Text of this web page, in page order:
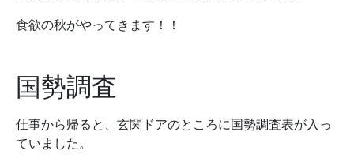
食欲の秋がやってきます！！
国勢調査
仕事から帰ると、玄関ドアのところに国勢調査表が入っ
ていました。